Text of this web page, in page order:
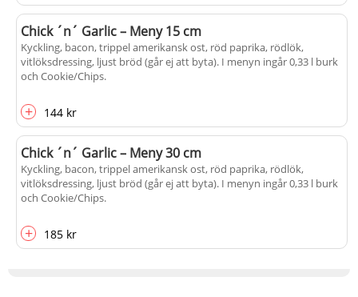
Chick ´n´ Garlic – Meny 15 cm
Kyckling, bacon, trippel amerikansk ost, röd paprika, rödlök,
vitlöksdressing, ljust bröd (går ej att byta). I menyn ingår 0,33 l burk
och Cookie/Chips.
+ 144 kr
Chick ´n´ Garlic – Meny 30 cm
Kyckling, bacon, trippel amerikansk ost, röd paprika, rödlök,
vitlöksdressing, ljust bröd (går ej att byta). I menyn ingår 0,33 l burk
och Cookie/Chips.
+ 185 kr